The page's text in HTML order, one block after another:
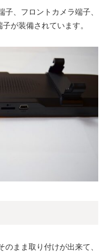
子、フロントカメラ端子、
が装備されています。
のまま取り付けが出来て、